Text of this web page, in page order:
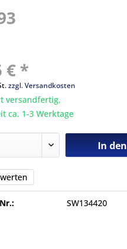
€ *
zzgl. Versandkosten
versandfertig,
ca. 1-3 Werktage
In den
SW134420